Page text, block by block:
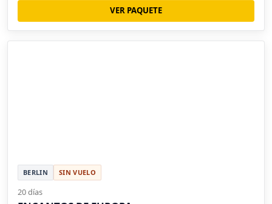
VER PAQUETE
BERLIN SIN VUELO
20 días